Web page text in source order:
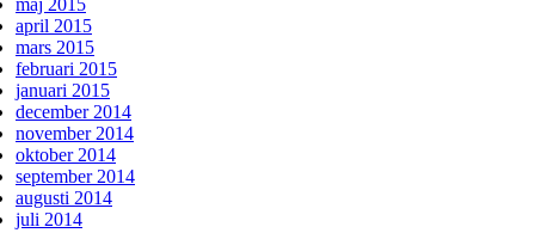
maj 2015
april 2015
mars 2015
februari 2015
januari 2015
december 2014
november 2014
oktober 2014
september 2014
augusti 2014
juli 2014